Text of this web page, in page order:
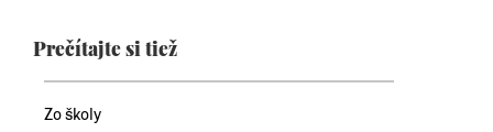
Prečítajte si tiež
Zo školy